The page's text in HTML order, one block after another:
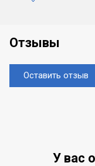
Отзывы
Оставить отзыв
У вас